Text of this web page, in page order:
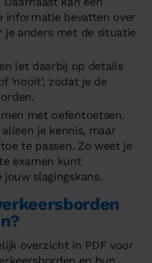
informatie bevatten over
anders met de situatie
let daarbij op details
‘nooit’, zodat je de
met oefentoetsen.
je kennis, maar
te passen. Zo weet je
examen kunt
slagingskans.
overzicht in PDF voor